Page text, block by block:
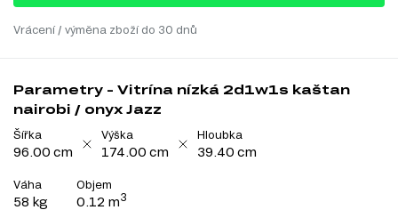
Vrácení / výměna zboží do 30 dnů
Parametry - Vitrína nízká 2d1w1s kaštan
nairobi / onyx Jazz
Šířka
96.00 cm
Výška
174.00 cm
Hloubka
39.40 cm
Váha
58 kg
Objem
0.12 m3